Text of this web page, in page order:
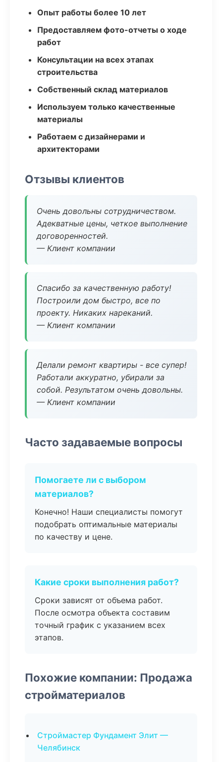
Опыт работы более 10 лет
Предоставляем фото-отчеты о ходе
работ
Консультации на всех этапах
строительства
Собственный склад материалов
Используем только качественные
материалы
Работаем с дизайнерами и
архитекторами
Отзывы клиентов
Очень довольны сотрудничеством.
Адекватные цены, четкое выполнение
договоренностей.
— Клиент компании
Спасибо за качественную работу!
Построили дом быстро, все по
проекту. Никаких нареканий.
— Клиент компании
Делали ремонт квартиры - все супер!
Работали аккуратно, убирали за
собой. Результатом очень довольны.
— Клиент компании
Часто задаваемые вопросы
Помогаете ли с выбором
материалов?
Конечно! Наши специалисты помогут
подобрать оптимальные материалы
по качеству и цене.
Какие сроки выполнения работ?
Сроки зависят от объема работ.
После осмотра объекта составим
точный график с указанием всех
этапов.
Похожие компании: Продажа
стройматериалов
Строймастер Фундамент Элит —
Челябинск